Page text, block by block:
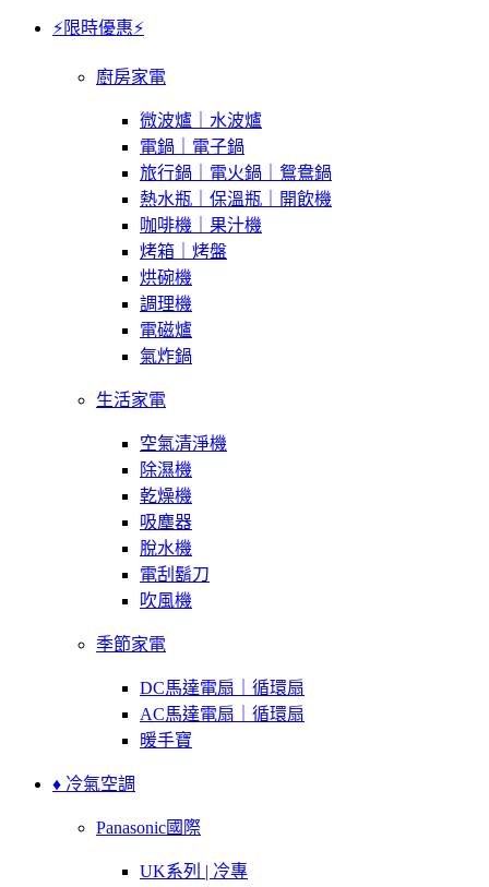
⚡限時優惠⚡
廚房家電
微波爐｜水波爐
電鍋｜電子鍋
旅行鍋｜電火鍋｜鴛鴦鍋
熱水瓶｜保溫瓶｜開飲機
咖啡機｜果汁機
烤箱｜烤盤
烘碗機
調理機
電磁爐
氣炸鍋
生活家電
空氣清淨機
除濕機
乾燥機
吸塵器
脫水機
電刮鬍刀
吹風機
季節家電
DC馬達電扇｜循環扇
AC馬達電扇｜循環扇
暖手寶
♦ 冷氣空調
Panasonic國際
UK系列 | 冷專